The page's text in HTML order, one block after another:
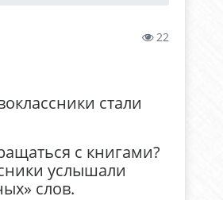
22
стали
с книгами?
услышали
слов.